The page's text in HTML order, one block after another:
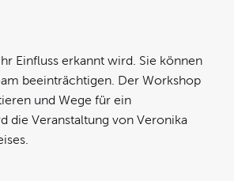
Einfluss erkannt wird. Sie können
beeinträchtigen. Der Workshop
und Wege für ein
die Veranstaltung von Veronika